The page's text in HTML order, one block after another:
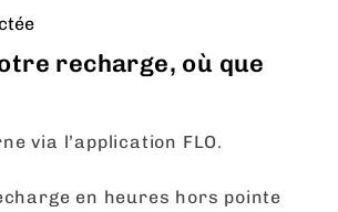
recharge, où que
via l’application FLO.
en heures hors pointe